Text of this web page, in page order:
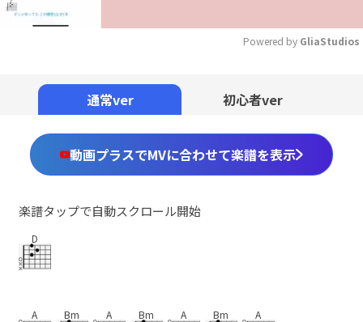
Powered by GliaStudios
通常ver 初心者ver
動画プラスでMVに合わせて楽譜を表示
楽譜タップで自動スクロール開始
D
A Bm A Bm A Bm A